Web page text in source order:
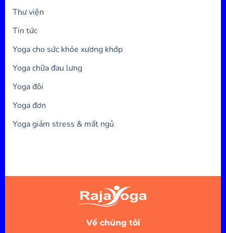
Thư viện
Tin tức
Yoga cho sức khỏe xương khớp
Yoga chữa đau lưng
Yoga đôi
Yoga đơn
Yoga giảm stress & mất ngủ
Về chúng tôi